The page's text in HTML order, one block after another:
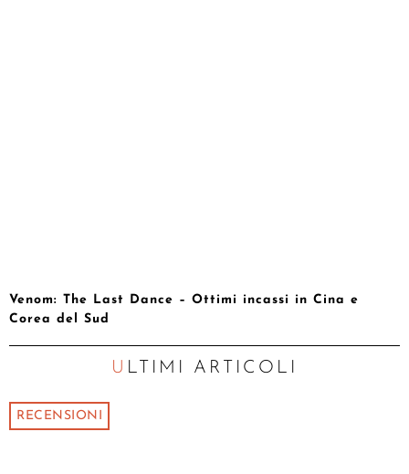
Venom: The Last Dance – Ottimi incassi in Cina e
Corea del Sud
ULTIMI ARTICOLI
RECENSIONI